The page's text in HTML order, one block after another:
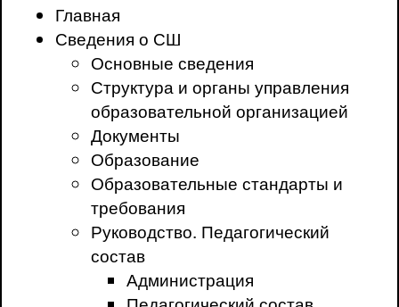
Главная
Сведения о СШ
Основные сведения
Структура и органы управления
образовательной организацией
Документы
Образование
Образовательные стандарты и
требования
Руководство. Педагогический
состав
Администрация